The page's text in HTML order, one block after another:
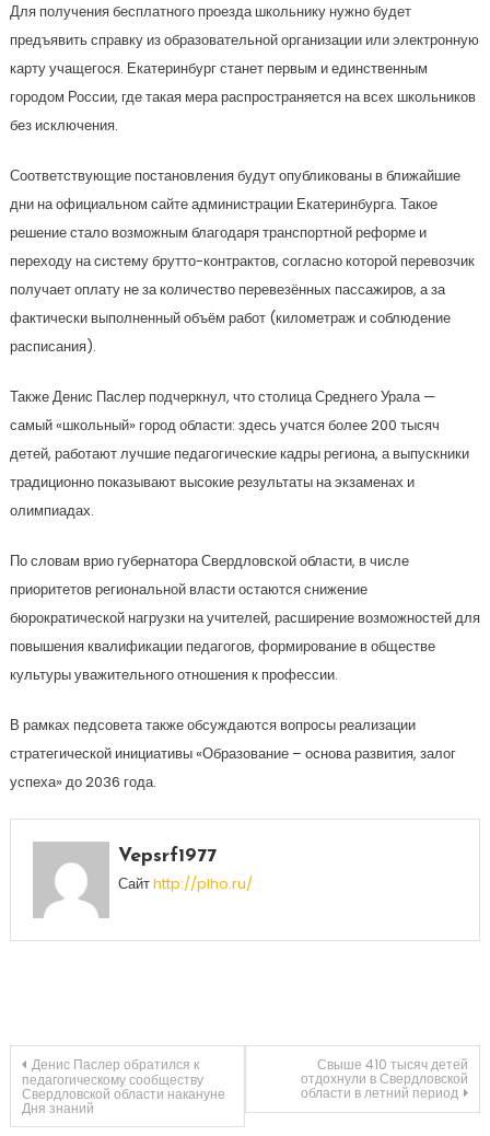
Для получения бесплатного проезда школьнику нужно будет
предъявить справку из образовательной организации или электронную
карту учащегося. Екатеринбург станет первым и единственным
городом России, где такая мера распространяется на всех школьников
без исключения.
Соответствующие постановления будут опубликованы в ближайшие
дни на официальном сайте администрации Екатеринбурга. Такое
решение стало возможным благодаря транспортной реформе и
переходу на систему брутто-контрактов, согласно которой перевозчик
получает оплату не за количество перевезённых пассажиров, а за
фактически выполненный объём работ (километраж и соблюдение
расписания).
Также Денис Паслер подчеркнул, что столица Среднего Урала —
самый «школьный» город области: здесь учатся более 200 тысяч
детей, работают лучшие педагогические кадры региона, а выпускники
традиционно показывают высокие результаты на экзаменах и
олимпиадах.
По словам врио губернатора Свердловской области, в числе
приоритетов региональной власти остаются снижение
бюрократической нагрузки на учителей, расширение возможностей для
повышения квалификации педагогов, формирование в обществе
культуры уважительного отношения к профессии.
В рамках педсовета также обсуждаются вопросы реализации
стратегической инициативы «Образование – основа развития, залог
успеха» до 2036 года.
Vepsrf1977
Сайтhttp://plho.ru/
Навигация
по
Денис Паслер обратился к
педагогическому сообществу
Свердловской области накануне
Дня знаний
Свыше 410 тысяч детей
отдохнули в Свердловской
области в летний период